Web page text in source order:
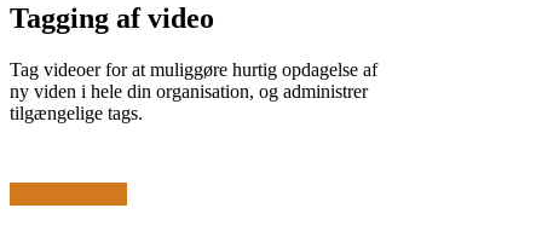
Tagging af video
Tag videoer for at muliggøre hurtig opdagelse af
ny viden i hele din organisation, og administrer
tilgængelige tags.